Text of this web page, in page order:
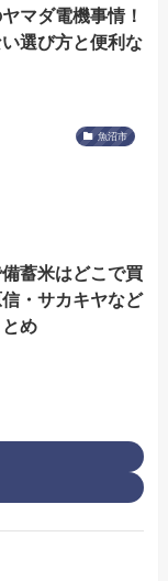
マダ電機事情！
選び方と便利な
魚沼市
蓄米はどこで買
・サカキヤなど
め